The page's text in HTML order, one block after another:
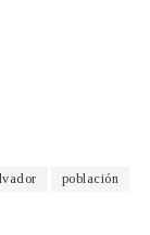
población